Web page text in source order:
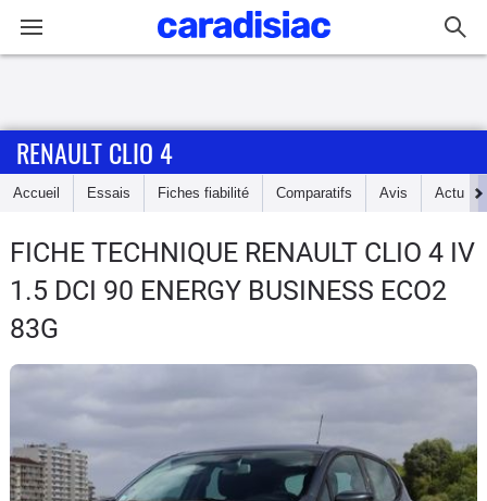
Accueil
Essais
Guide
d'achat
Utilitaires
RENAULT CLIO 4
Accueil Essais Fiches fiabilité Comparatifs Avis Actu
FICHE TECHNIQUE RENAULT CLIO 4 IV
1.5 DCI 90 ENERGY BUSINESS ECO2
83G